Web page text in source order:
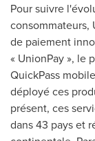
Pour suivre
consommateurs,
de paiement
« UnionPay », le
QuickPass
déployé ces
présent, ces
dans 43 pays et